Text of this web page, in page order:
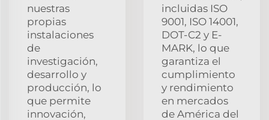
nuestras
propias
instalaciones
de
investigación,
desarrollo y
producción, lo
que permite
innovación,
incluidas ISO
9001, ISO 14001,
DOT-C2 y E-
MARK, lo que
garantiza el
cumplimiento
y rendimiento
en mercados
de América del